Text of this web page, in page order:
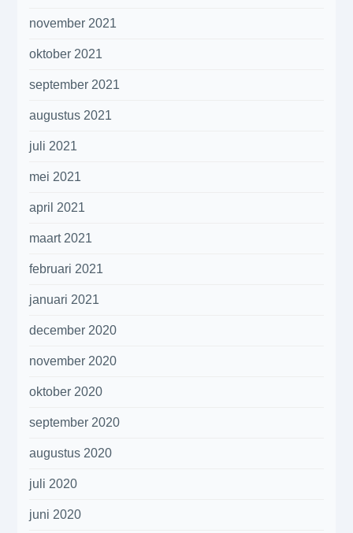
november 2021
oktober 2021
september 2021
augustus 2021
juli 2021
mei 2021
april 2021
maart 2021
februari 2021
januari 2021
december 2020
november 2020
oktober 2020
september 2020
augustus 2020
juli 2020
juni 2020